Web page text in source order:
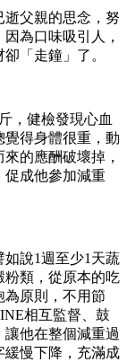
逝父親的思念，努
為口味吸引人，
「走鐘」了。
，健檢發現心血
得身體很重，動
的應酬破壞掉，
促成他參加減重
說1週至少1天蔬
粉類，從原本的吃
為原則，不用節
相互監督、鼓
他在整個減重過
緩慢下降，充滿成